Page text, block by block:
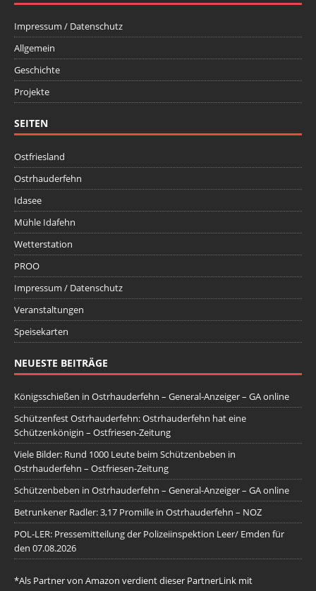
Impressum / Datenschutz
Allgemein
Geschichte
Projekte
SEITEN
Ostfriesland
Ostrhauderfehn
Idasee
Mühle Idafehn
Wetterstation
PROO
Impressum / Datenschutz
Veranstaltungen
Speisekarten
NEUESTE BEITRÄGE
Königsschießen in Ostrhauderfehn – General-Anzeiger – GA online
Schützenfest Ostrhauderfehn: Ostrhauderfehn hat eine
Schützenkönigin – Ostfriesen-Zeitung
Viele Bilder: Rund 1000 Leute beim Schützenbeben in
Ostrhauderfehn – Ostfriesen-Zeitung
Schützenbeben in Ostrhauderfehn – General-Anzeiger – GA online
Betrunkener Radler: 3,17 Promille in Ostrhauderfehn – NOZ
POL-LER: Pressemitteilung der Polizeiinspektion Leer/ Emden für
den 07.08.2026
*Als Partner von Amazon verdient dieser PartnerLink mit